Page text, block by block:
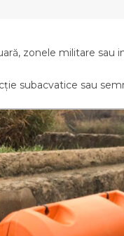
zonele militare sau
subacvatice sau